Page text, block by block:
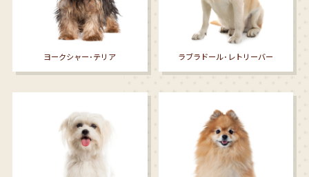
ヨークシャー･テリア ラブラドール･レトリーバー